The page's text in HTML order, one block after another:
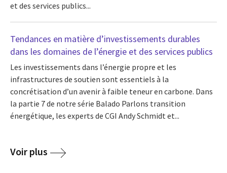
et des services publics...
Tendances en matière d’investissements durables
dans les domaines de l’énergie et des services publics
Les investissements dans l’énergie propre et les
infrastructures de soutien sont essentiels à la
concrétisation d’un avenir à faible teneur en carbone. Dans
la partie 7 de notre série Balado Parlons transition
énergétique, les experts de CGI Andy Schmidt et...
Voir plus